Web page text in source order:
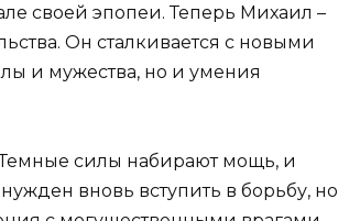
своей эпопеи. Теперь Михаил –
Он сталкивается с новыми
и мужества, но и умения
силы набирают мощь, и
вновь вступить в борьбу, но